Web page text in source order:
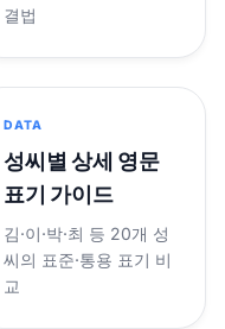
결법
DATA
성씨별 상세 영문
표기 가이드
김·이·박·최 등 20개 성
씨의 표준·통용 표기 비
교